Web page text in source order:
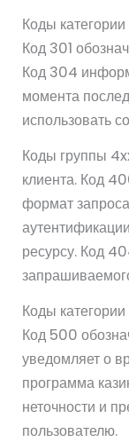
Коды
Код 301
Код 304
момента
использовать
Коды группы
клиента. Код
формат
ресурсу. Код
Коды
Код 500
уведомляет о
программа
неточности и
пользователю.